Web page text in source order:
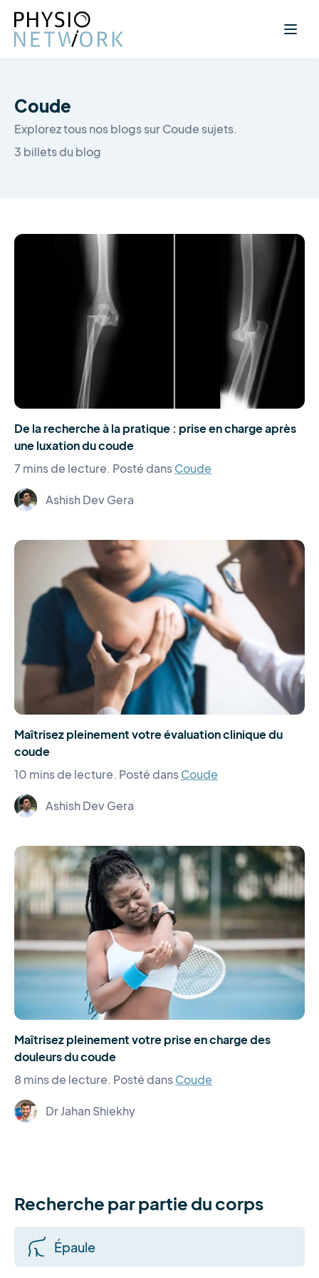
Coude
Explorez tous nos blogs sur Coude sujets.
3 billets du blog
De la recherche à la pratique : prise en charge après
une luxation du coude
7 mins de lecture. Posté dansCoude
Ashish Dev Gera
Maîtrisez pleinement votre évaluation clinique du
coude
10 mins de lecture. Posté dansCoude
Ashish Dev Gera
Maîtrisez pleinement votre prise en charge des
douleurs du coude
8 mins de lecture. Posté dansCoude
Dr Jahan Shiekhy
Recherche par partie du corps
Épaule